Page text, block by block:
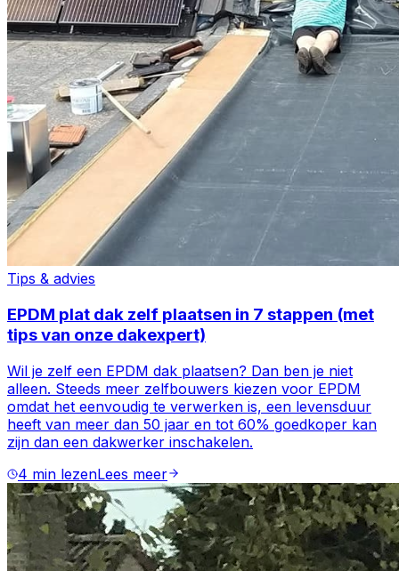
Tips & advies
EPDM plat dak zelf plaatsen in 7 stappen (met
tips van onze dakexpert)
Wil je zelf een EPDM dak plaatsen? Dan ben je niet
alleen. Steeds meer zelfbouwers kiezen voor EPDM
omdat het eenvoudig te verwerken is, een levensduur
heeft van meer dan 50 jaar en tot 60% goedkoper kan
zijn dan een dakwerker inschakelen.
4 min lezenLees meer